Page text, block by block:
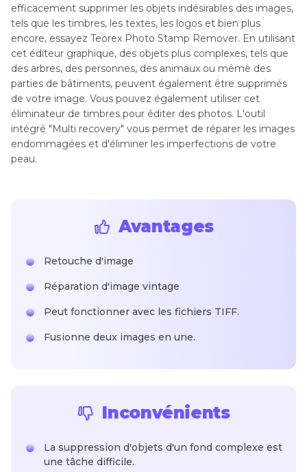
efficacement supprimer les objets indésirables des images,
tels que les timbres, les textes, les logos et bien plus
encore, essayez Teorex Photo Stamp Remover. En utilisant
cet éditeur graphique, des objets plus complexes, tels que
des arbres, des personnes, des animaux ou même des
parties de bâtiments, peuvent également être supprimés
de votre image. Vous pouvez également utiliser cet
éliminateur de timbres pour éditer des photos. L'outil
intégré "Multi recovery" vous permet de réparer les images
endommagées et d'éliminer les imperfections de votre
peau.
Avantages
Retouche d'image
Réparation d'image vintage
Peut fonctionner avec les fichiers TIFF.
Fusionne deux images en une.
Inconvénients
La suppression d'objets d'un fond complexe est
une tâche difficile.